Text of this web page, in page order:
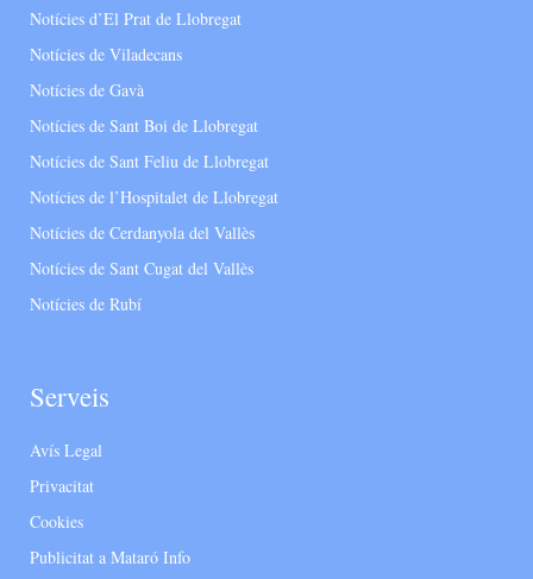
Notícies d’El Prat de Llobregat
Notícies de Viladecans
Notícies de Gavà
Notícies de Sant Boi de Llobregat
Notícies de Sant Feliu de Llobregat
Notícies de l’Hospitalet de Llobregat
Notícies de Cerdanyola del Vallès
Notícies de Sant Cugat del Vallès
Notícies de Rubí
Serveis
Avís Legal
Privacitat
Cookies
Publicitat a Mataró Info